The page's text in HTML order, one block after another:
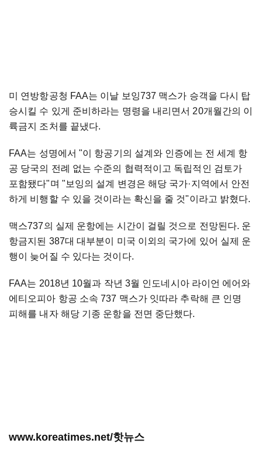
미 연방항공청 FAA는 이날 보잉737 맥스가 승객을 다시 탑
승시킬 수 있게 준비하라는 명령을 내리면서 20개월간의 이
륙금지 조처를 끝냈다.
FAA는 성명에서 "이 항공기의 설계와 인증에는 전 세계 항
공 당국의 전례 없는 수준의 협력적이고 독립적인 검토가
포함됐다"며 "보잉의 설계 변경은 해당 국가·지역에서 안전
하게 비행할 수 있을 것이라는 확신을 줄 것"이라고 밝혔다.
맥스737의 실제 운항에는 시간이 걸릴 것으로 전망된다. 운
항금지된 387대 대부분이 미국 이외의 국가에 있어 실제 운
행이 늦어질 수 있다는 것이다.
FAA는 2018년 10월과 작년 3월 인도네시아 라이언 에어와
에티오피아 항공 소속 737 맥스가 잇따라 추락해 큰 인명
피해를 내자 해당 기종 운항을 전면 중단했다.
www.koreatimes.net/핫뉴스